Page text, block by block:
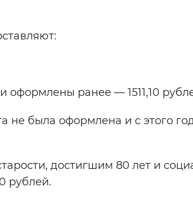
ранее — 1511,10
не была оформлена и с этого
достигшим 80 лет и
рублей.